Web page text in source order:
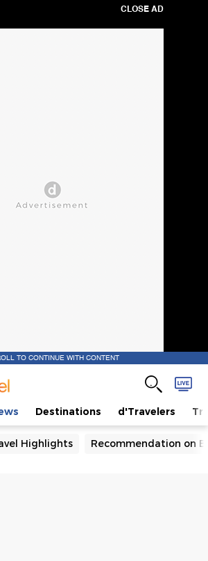
CLOSE AD
TO CONTINUE WITH CONTENT
Destinations d'Travelers
Highlights Recommendation on